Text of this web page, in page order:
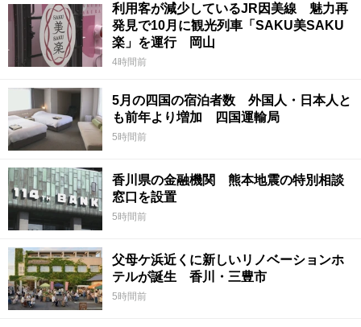
利用客が減少しているJR因美線 魅力再
発見で10月に観光列車「SAKU美SAKU
楽」を運行 岡山
4時間前
5月の四国の宿泊者数 外国人・日本人と
も前年より増加 四国運輸局
5時間前
香川県の金融機関 熊本地震の特別相談
窓口を設置
5時間前
父母ケ浜近くに新しいリノベーションホ
テルが誕生 香川・三豊市
5時間前